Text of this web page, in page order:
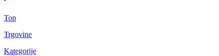
Top
Trgovine
Kategorije